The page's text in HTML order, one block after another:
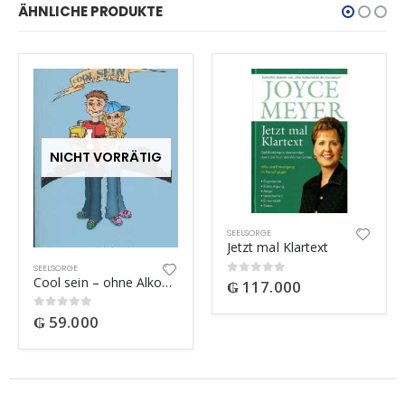
ÄHNLICHE PRODUKTE
NICHT VORRÄTIG
SEELSORGE
Cool sein – ohne Alkohol
0out of 5
₲ 59.000
SEELSORGE
Jetzt mal Klartext
0out of 5
₲ 117.000